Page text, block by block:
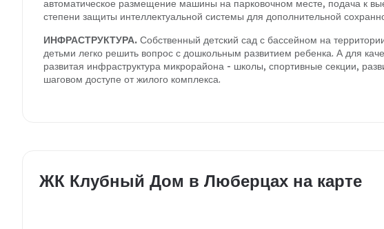
автоматическое размещение машины на парковочном месте, подача к
степени защиты интеллектуальной системы для дополнительной
ИНФРАСТРУКТУРА. Собственный детский сад с бассейном на
детьми легко решить вопрос с дошкольным развитием ребенка. А для
развитая инфраструктура микрорайона - школы, спортивные секции,
шаговом доступе от жилого комплекса.
ЖК Клубный Дом в Люберцах на карте